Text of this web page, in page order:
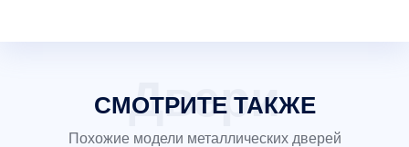
СМОТРИТЕ ТАКЖЕ
Похожие модели металлических дверей